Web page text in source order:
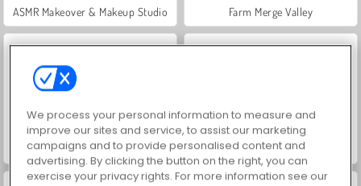
ASMR Makeover & Makeup Studio Farm Merge Valley
Let's Fish! Car Parking City Duel
We process your personal information to measure and
improve our sites and service, to assist our marketing
campaigns and to provide personalised content and
advertising. By clicking the button on the right, you can
exercise your privacy rights. For more information see our